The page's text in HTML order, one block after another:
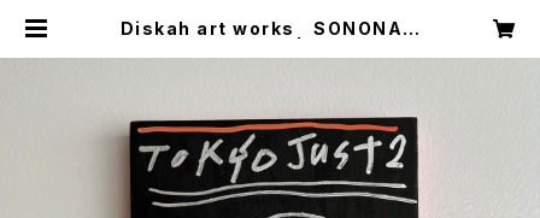
Diskah art works SONONAM